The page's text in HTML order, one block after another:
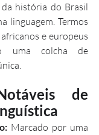
história do Brasil
linguagem. Termos
e europeus
uma colcha de
de
Marcado por uma